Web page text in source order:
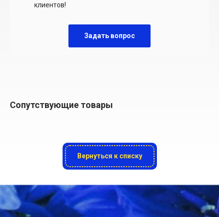
клиентов!
Задать вопрос
Сопутствующие товары
Вернуться к списку